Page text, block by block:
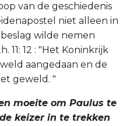
van de geschiedenis
niet alleen in
wilde nemen
11: 12 : "Het Koninkrijk
aangedaan en de
geweld. "
moeite om Paulus te
keizer in te trekken